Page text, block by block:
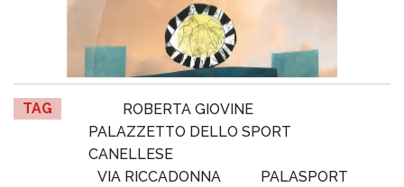
TAG
ROBERTA GIOVINE
PALAZZETTO DELLO SPORT
CANELLESE
VIA RICCADONNA
PALASPORT